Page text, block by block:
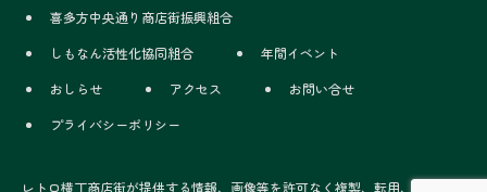
喜多方中央通り商店街振興組合
しもなん活性化協同組合
年間イベント
おしらせ
アクセス
お問い合せ
プライバシーポリシー
レトロ横丁商店街が提供する情報、画像等を許可なく複製、転用、販売など